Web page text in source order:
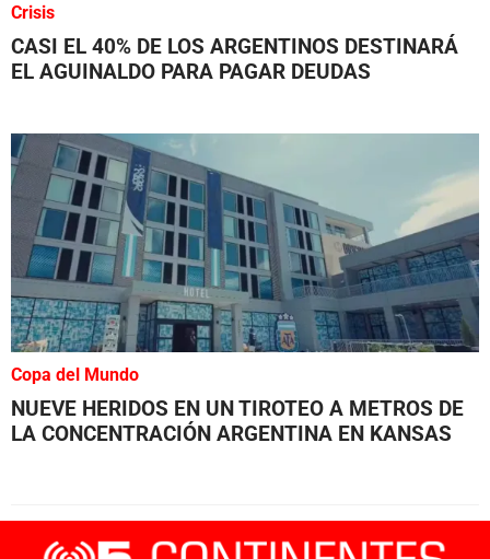
Crisis
CASI EL 40% DE LOS ARGENTINOS DESTINARÁ
EL AGUINALDO PARA PAGAR DEUDAS
Copa del Mundo
NUEVE HERIDOS EN UN TIROTEO A METROS DE
LA CONCENTRACIÓN ARGENTINA EN KANSAS